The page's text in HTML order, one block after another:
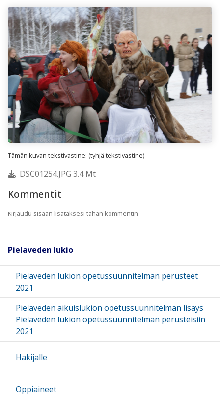
Tämän kuvan tekstivastine: (tyhjä tekstivastine)
DSC01254.JPG 3.4 Mt
Kommentit
Kirjaudu sisään lisätäksesi tähän kommentin
Pielaveden lukio
Pielaveden lukion opetussuunnitelman perusteet
2021
Pielaveden aikuislukion opetussuunnitelman lisäys
Pielaveden lukion opetussuunnitelman perusteisiin
2021
Hakijalle
Oppiaineet